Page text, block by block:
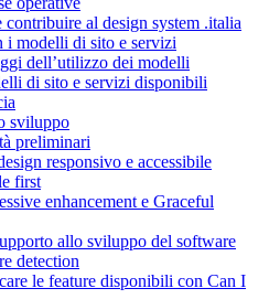
contribuire al design system .italia
i modelli di sito e servizi
dell’utilizzo dei modelli
di sito e servizi disponibili
sviluppo
preliminari
responsivo e accessibile
first
enhancement e Graceful
allo sviluppo del software
detection
le feature disponibili con Can I